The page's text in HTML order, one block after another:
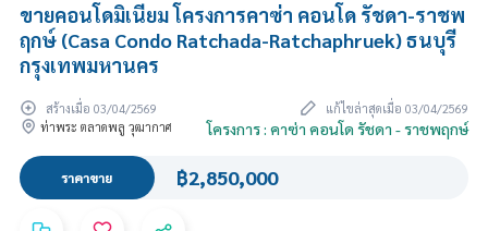
ขายคอนโดมิเนียม โครงการคาซ่า คอนโด รัชดา-ราชพ
ฤกษ์ (Casa Condo Ratchada-Ratchaphruek) ธนบุรี
กรุงเทพมหานคร
สร้างเมื่อ 03/04/2569
แก้ไขล่าสุดเมื่อ 03/04/2569
ท่าพระ ตลาดพลู วุฒากาศ
โครงการ : คาซ่า คอนโด รัชดา - ราชพฤกษ์
ราคาขาย ฿2,850,000